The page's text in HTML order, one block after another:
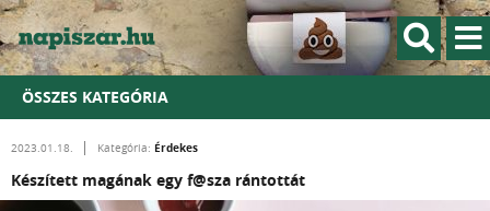
ÖSSZES KATEGÓRIA
2023.01.18. Kategória: Érdekes
Készített magának egy f@sza rántottát